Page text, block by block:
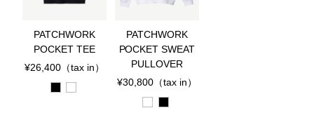
PATCHWORK
POCKET TEE
¥26,400 （tax in）
PATCHWORK
POCKET SWEAT
PULLOVER
¥30,800（tax in）